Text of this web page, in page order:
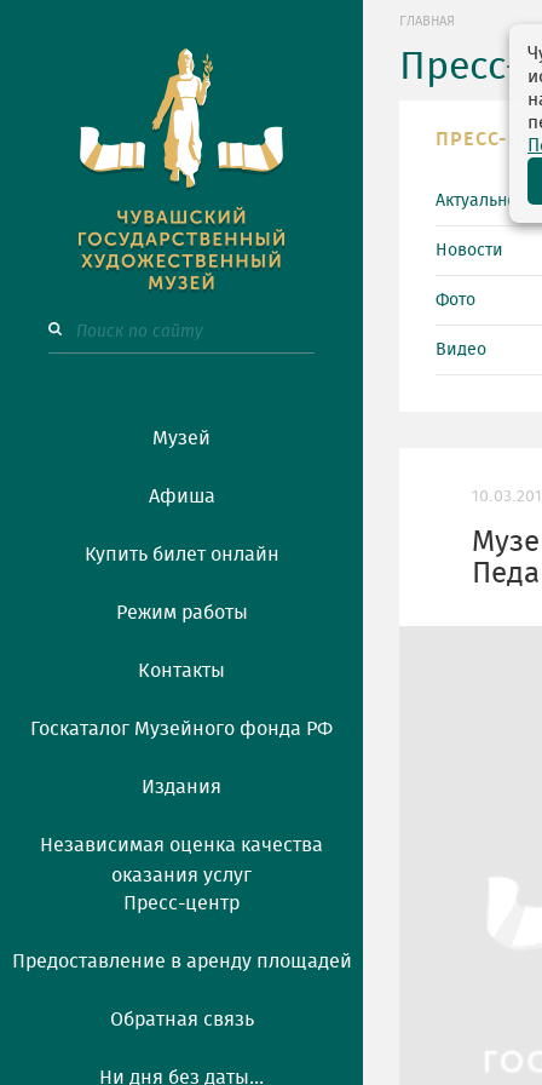
Музей
Афиша
Купить билет онлайн
Режим работы
Контакты
Госкаталог Музейного фонда РФ
Издания
Независимая оценка качества
оказания услуг
Пресс-центр
Предоставление в аренду площадей
Обратная связь
Ни дня без даты...
ГЛАВНАЯ
Пресс-
ПРЕСС-
Актуально
Новости
Фото
Видео